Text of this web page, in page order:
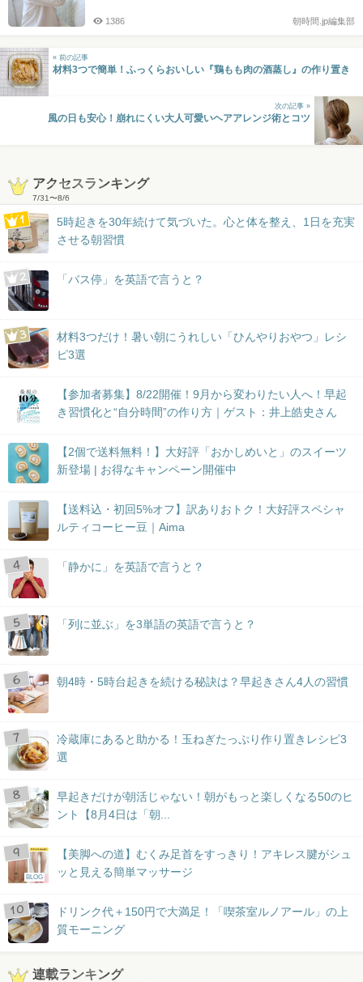
朝時間.jp編集部
1386
« 前の記事
材料3つで簡単！ふっくらおいしい『鶏もも肉の酒蒸し』の作り置き
次の記事 »
風の日も安心！崩れにくい大人可愛いヘアアレンジ術とコツ
アクセスランキング
7/31〜8/6
5時起きを30年続けて気づいた。心と体を整え、1日を充実
させる朝習慣
「バス停」を英語で言うと？
材料3つだけ！暑い朝にうれしい「ひんやりおやつ」レシ
ピ3選
【参加者募集】8/22開催！9月から変わりたい人へ！早起
き習慣化と“自分時間”の作り方｜ゲスト：井上皓史さん
【2個で送料無料！】大好評「おかしめいと」のスイーツ
新登場 | お得なキャンペーン開催中
【送料込・初回5%オフ】訳ありおトク！大好評スペシャ
ルティコーヒー豆｜Aima
「静かに」を英語で言うと？
「列に並ぶ」を3単語の英語で言うと？
朝4時・5時台起きを続ける秘訣は？早起きさん4人の習慣
冷蔵庫にあると助かる！玉ねぎたっぷり作り置きレシピ3
選
早起きだけが朝活じゃない！朝がもっと楽しくなる50のヒ
ント【8月4日は「朝...
BLOG
【美脚への道】むくみ足首をすっきり！アキレス腱がシュ
ッと見える簡単マッサージ
ドリンク代＋150円で大満足！「喫茶室ルノアール」の上
質モーニング
連載ランキング